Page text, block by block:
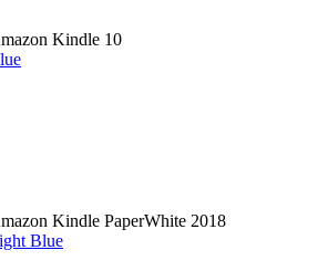
Kindle 10
Kindle PaperWhite 2018
Blue